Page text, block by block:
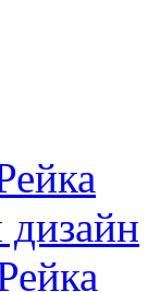
дизайн